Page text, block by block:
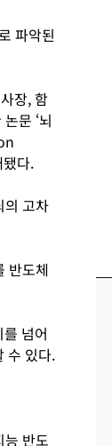
파악된
장, 함
문 ‘뇌
다.
의 고차
반도체
넘어
수 있다.
반도